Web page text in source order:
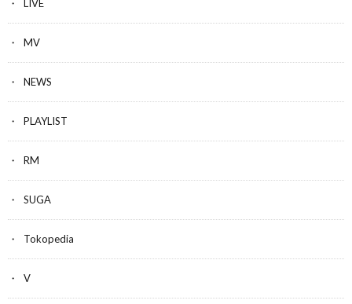
LIVE
MV
NEWS
PLAYLIST
RM
SUGA
Tokopedia
V